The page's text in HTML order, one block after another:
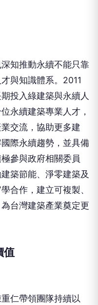
知推動永續不能只靠
與知識體系。2011
投入綠建築與永續人
永續建築專業人才，
交流，協助更多建
際永續趨勢，並具備
參與政府相關委員
築節能、淨零建築及
合作，建立可複製、
台灣建築產業奠定更
值
仁帶領團隊持續以